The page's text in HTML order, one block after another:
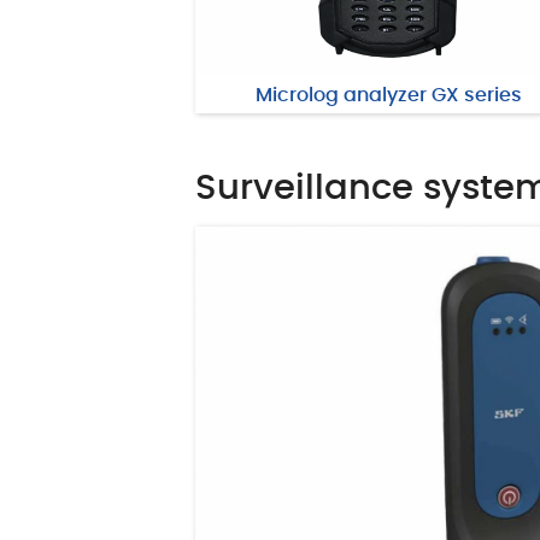
Microlog analyzer GX series
Surveillance